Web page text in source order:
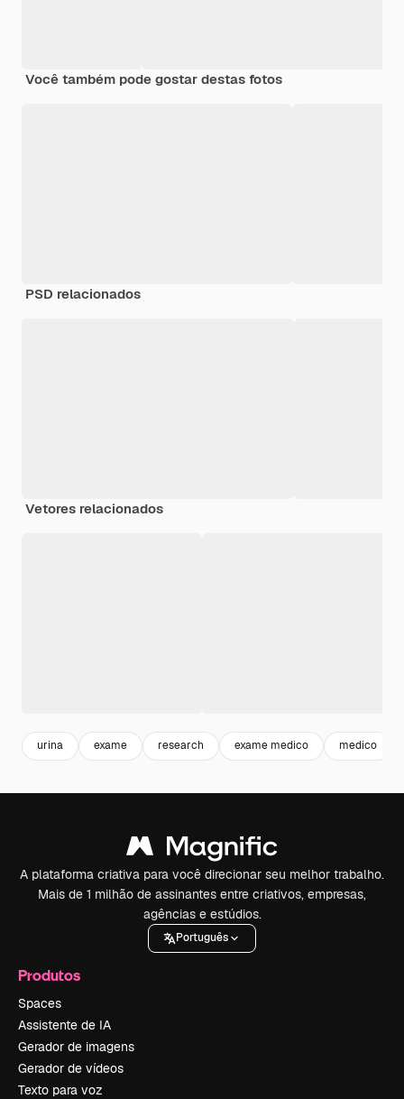
Você também pode gostar destas fotos
PSD relacionados
Vetores relacionados
urina exame research exame medico medico
A plataforma criativa para você direcionar seu melhor trabalho.
Mais de 1 milhão de assinantes entre criativos, empresas,
agências e estúdios.
Português
Produtos
Spaces
Assistente de IA
Gerador de imagens
Gerador de vídeos
Texto para voz